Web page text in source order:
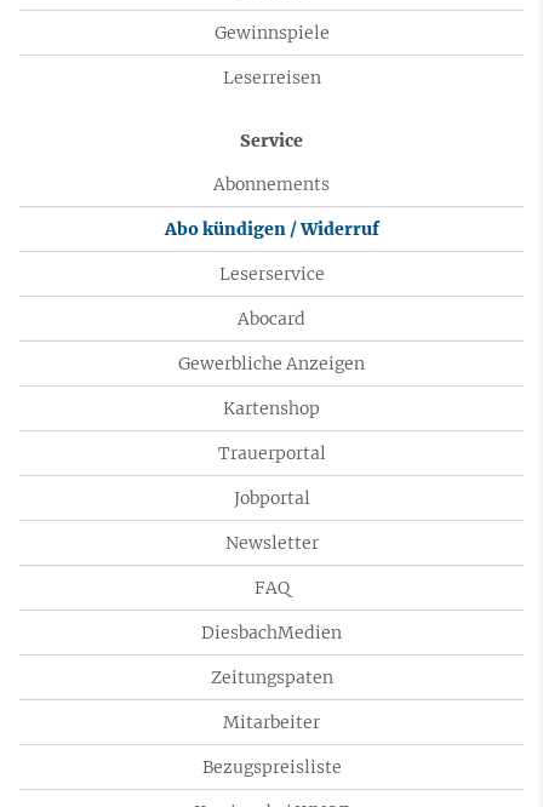
Gewinnspiele
Leserreisen
Service
Abonnements
Abo kündigen / Widerruf
Leserservice
Abocard
Gewerbliche Anzeigen
Kartenshop
Trauerportal
Jobportal
Newsletter
FAQ
DiesbachMedien
Zeitungspaten
Mitarbeiter
Bezugspreisliste